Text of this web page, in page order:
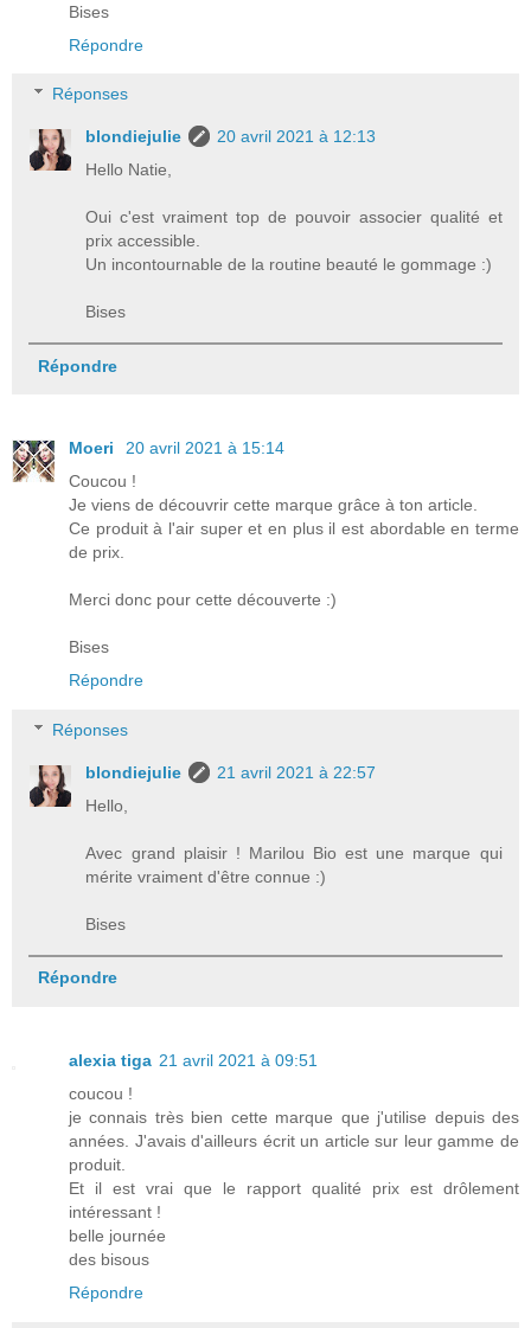
Bises
Répondre
Réponses
blondiejulie
20 avril 2021 à 12:13
Hello Natie,
Oui c'est vraiment top de pouvoir associer qualité et
prix accessible.
Un incontournable de la routine beauté le gommage :)
Bises
Répondre
Moeri
20 avril 2021 à 15:14
Coucou !
Je viens de découvrir cette marque grâce à ton article.
Ce produit à l'air super et en plus il est abordable en terme
de prix.
Merci donc pour cette découverte :)
Bises
Répondre
Réponses
blondiejulie
21 avril 2021 à 22:57
Hello,
Avec grand plaisir ! Marilou Bio est une marque qui
mérite vraiment d'être connue :)
Bises
Répondre
alexia tiga 21 avril 2021 à 09:51
coucou !
je connais très bien cette marque que j'utilise depuis des
années. J'avais d'ailleurs écrit un article sur leur gamme de
produit.
Et il est vrai que le rapport qualité prix est drôlement
intéressant !
belle journée
des bisous
Répondre